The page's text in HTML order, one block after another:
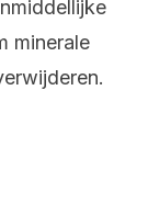
minerale